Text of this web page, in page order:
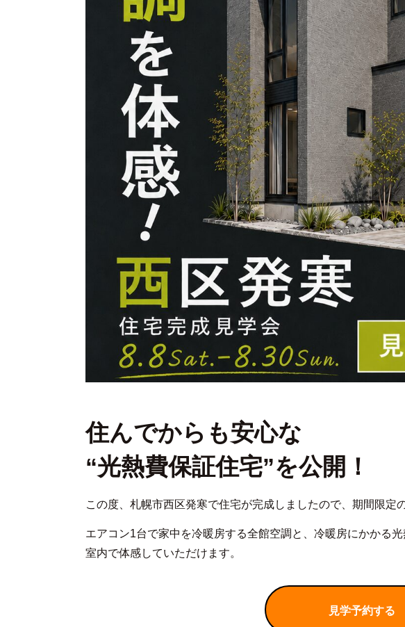
住んでからも安心な
“光熱費保証住宅”を公開！
この度、札幌市西区発寒で住宅が完成しましたので、期間限定
エアコン1台で家中を冷暖房する全館空調と、冷暖房にかかる
室内で体感していただけます。
見学予約する